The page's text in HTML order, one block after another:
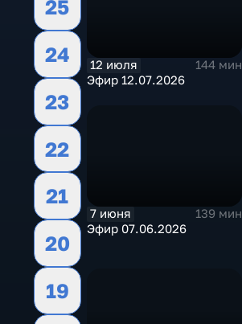
25
24
23
22
21
20
19
12 июля
144 мин
Эфир 12.07.2026
7 июня
139 мин
Эфир 07.06.2026